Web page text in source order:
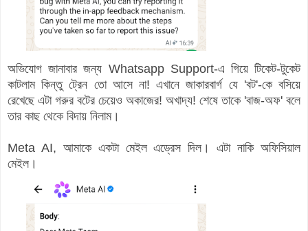
অভিযোগ জানাবার জন্য Whatsapp Support-এ গিয়ে টিকেট-টুকেট
কাটলাম কিন্তু ট্রেন তো আসে না! এখানে জাকারবার্গ যে 'বট'-কে বসিয়ে
রেখেছে এটা গরুর বটের চেয়েও অকাজের! অখাদ্য! শেষে তাকে 'বাজ-অফ' বলে
তার কাছ থেকে বিদায় নিলাম।
Meta AI, আমাকে একটা মেইল এড্রেস দিল। এটা নাকি অফিসিয়াল
মেইল।